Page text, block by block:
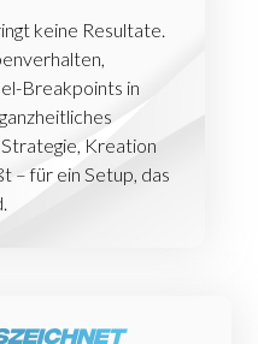
keine Resultate.
Breakpoints in
Kreation
– für ein Setup, das